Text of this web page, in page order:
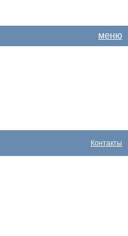
меню
Контакты